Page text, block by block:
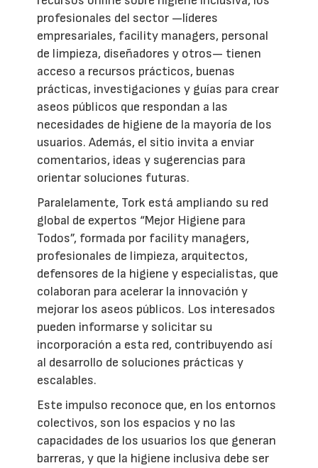
profesionales del sector —líderes
empresariales, facility managers, personal
de limpieza, diseñadores y otros— tienen
acceso a recursos prácticos, buenas
prácticas, investigaciones y guías para crear
aseos públicos que respondan a las
necesidades de higiene de la mayoría de los
usuarios. Además, el sitio invita a enviar
comentarios, ideas y sugerencias para
orientar soluciones futuras.
Paralelamente, Tork está ampliando su red
global de expertos “Mejor Higiene para
Todos”, formada por facility managers,
profesionales de limpieza, arquitectos,
defensores de la higiene y especialistas, que
colaboran para acelerar la innovación y
mejorar los aseos públicos. Los interesados
pueden informarse y solicitar su
incorporación a esta red, contribuyendo así
al desarrollo de soluciones prácticas y
escalables.
Este impulso reconoce que, en los entornos
colectivos, son los espacios y no las
capacidades de los usuarios los que generan
barreras, y que la higiene inclusiva debe ser